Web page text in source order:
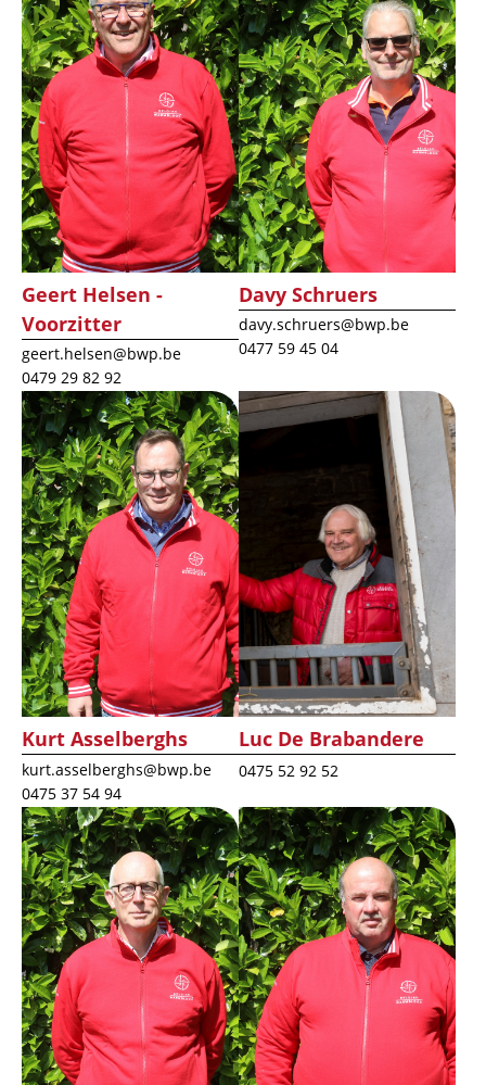
Geert Helsen -
Voorzitter
geert.helsen@bwp.be
0479 29 82 92
Davy Schruers
davy.schruers@bwp.be
0477 59 45 04
Afbeelding
Kurt Asselberghs
kurt.asselberghs@bwp.be
0475 37 54 94
Afbeelding
Luc De Brabandere
0475 52 92 52
Afbeelding Afbeelding